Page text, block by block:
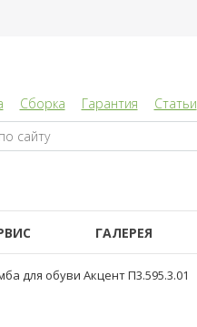
Сборка Гарантия Статьи
ГАЛЕРЕЯ
для обуви Акцент П3.595.3.01